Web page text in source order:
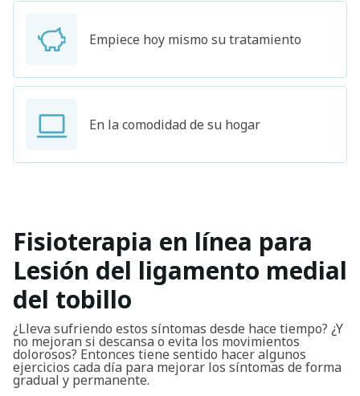
Empiece hoy mismo su tratamiento
En la comodidad de su hogar
Fisioterapia en línea para
Lesión del ligamento medial
del tobillo
¿Lleva sufriendo estos síntomas desde hace tiempo? ¿Y
no mejoran si descansa o evita los movimientos
dolorosos? Entonces tiene sentido hacer algunos
ejercicios cada día para mejorar los síntomas de forma
gradual y permanente.